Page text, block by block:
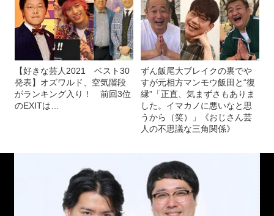
【好きな芸人2021 ベスト30
発表】オズワルド、空気階段
がランキング入り！ 前回3位
のEXITは…
ずん飯尾大ブレイクの裏でや
すが元相方マンモウ飯田と“復
縁”「正直、気まずさもありま
した。イマカノに悪いなと思
うから（笑）」《おじさん芸
人の不思議な三角関係》